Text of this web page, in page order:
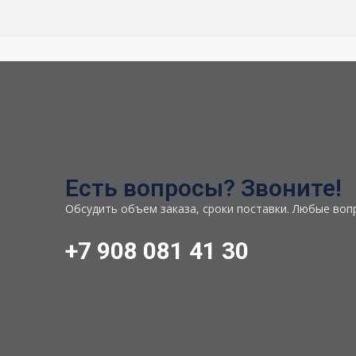
Есть вопросы? Звоните!
Обсудить объем заказа, сроки поставки. Любые
+7 908 081 41 30